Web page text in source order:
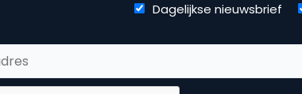
Dagelijkse nieuwsbrief